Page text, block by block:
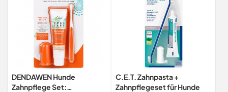
DENDAWEN Hunde
Zahnpflege Set:
C.E.T. Zahnpasta +
Zahnpflegeset für Hunde